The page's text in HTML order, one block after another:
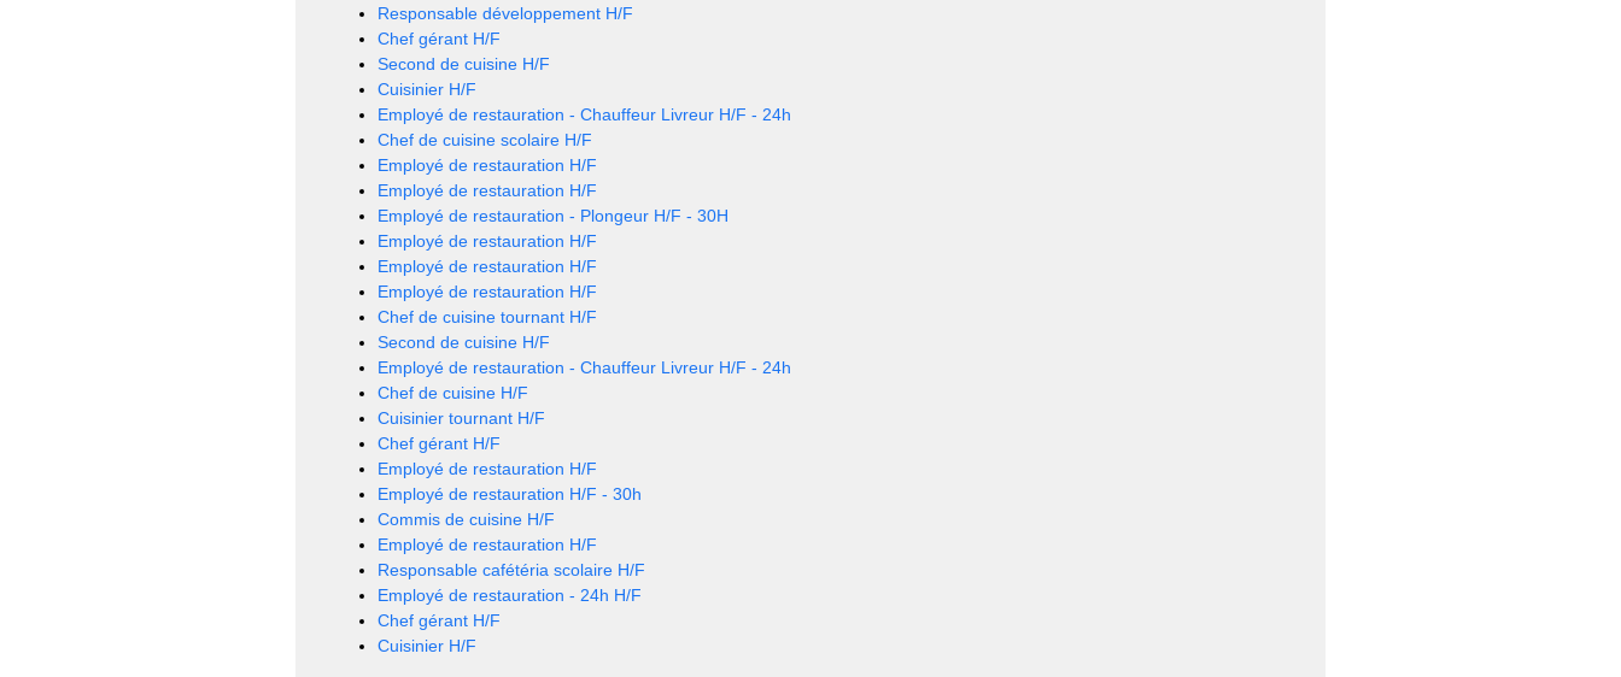
Responsable développement H/F
Chef gérant H/F
Second de cuisine H/F
Cuisinier H/F
Employé de restauration - Chauffeur Livreur H/F - 24h
Chef de cuisine scolaire H/F
Employé de restauration H/F
Employé de restauration H/F
Employé de restauration - Plongeur H/F - 30H
Employé de restauration H/F
Employé de restauration H/F
Employé de restauration H/F
Chef de cuisine tournant H/F
Second de cuisine H/F
Employé de restauration - Chauffeur Livreur H/F - 24h
Chef de cuisine H/F
Cuisinier tournant H/F
Chef gérant H/F
Employé de restauration H/F
Employé de restauration H/F - 30h
Commis de cuisine H/F
Employé de restauration H/F
Responsable cafétéria scolaire H/F
Employé de restauration - 24h H/F
Chef gérant H/F
Cuisinier H/F